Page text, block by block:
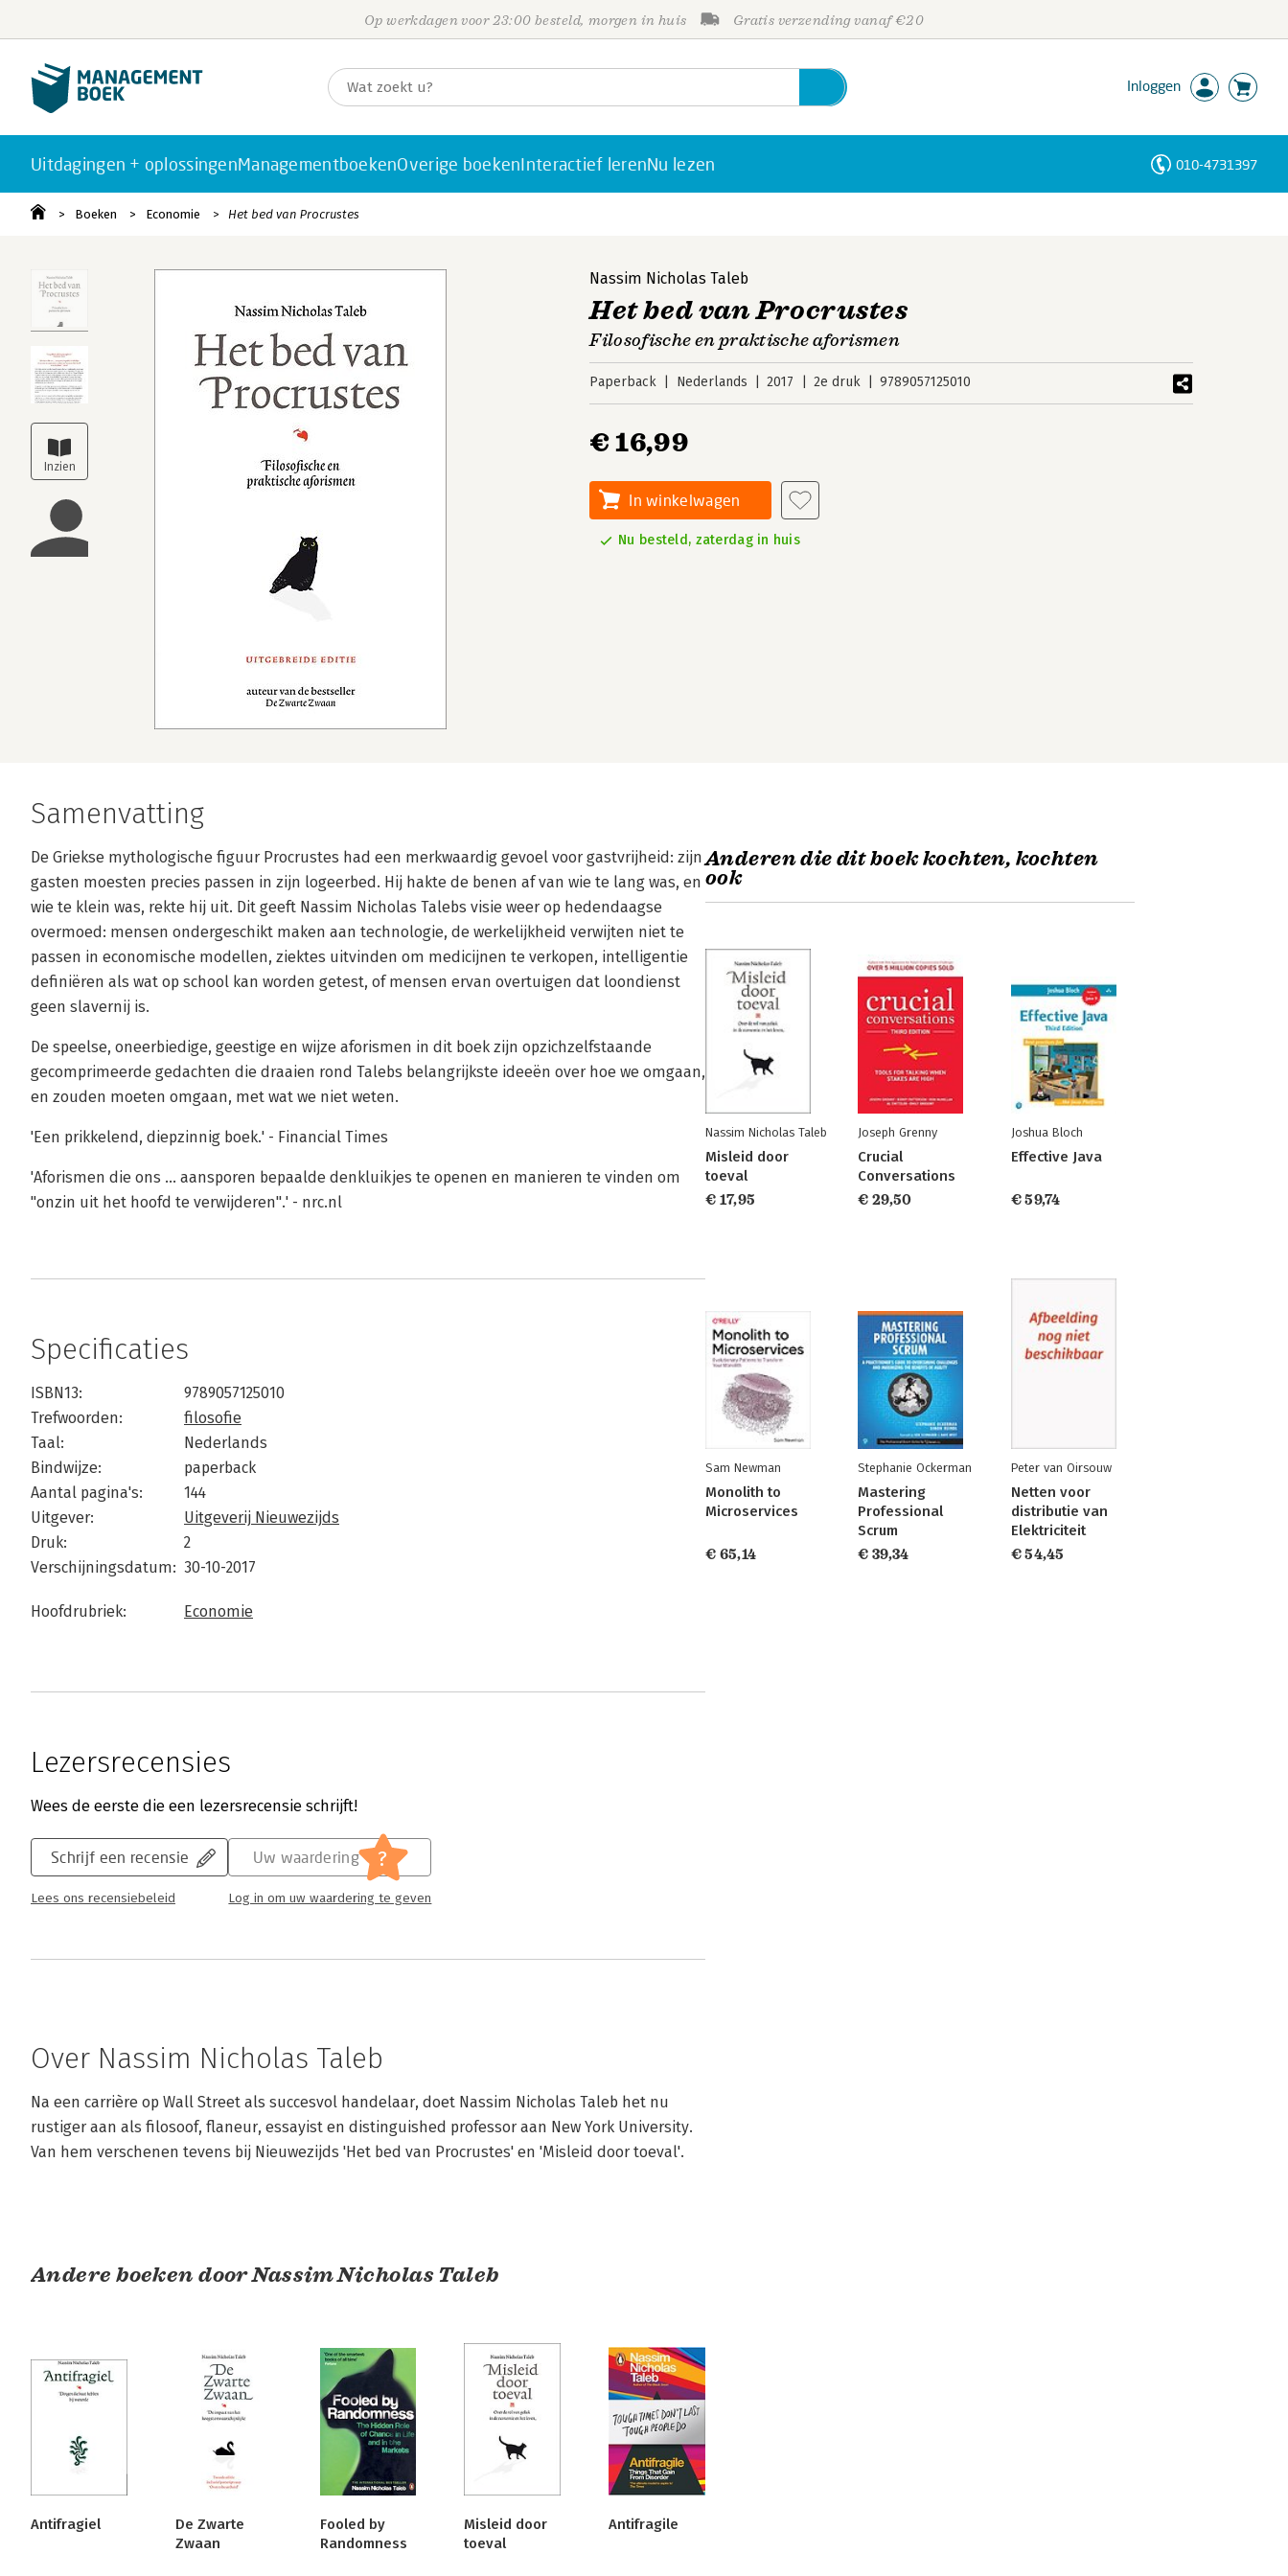
Op werkdagen voor 23:00 besteld, morgen in huis Gratis verzending vanaf €20
Inloggen
Uitdagingen + oplossingenManagementboekenOverige boekenInteractief lerenNu lezen 010-4731397
Boeken Economie Het bed van Procrustes
Nassim Nicholas Taleb
Het bed van Procrustes
Filosofische en praktische aforismen
Paperback Nederlands 2017 2e druk 9789057125010
€ 16,99
In winkelwagen
Nu besteld, zaterdag in huis
Samenvatting
De Griekse mythologische figuur Procrustes had een merkwaardig gevoel voor gastvrijheid: zijn
gasten moesten precies passen in zijn logeerbed. Hij hakte de benen af van wie te lang was, en
wie te klein was, rekte hij uit. Dit geeft Nassim Nicholas Talebs visie weer op hedendaagse
overmoed: mensen ondergeschikt maken aan technologie, de werkelijkheid verwijten niet te
passen in economische modellen, ziektes uitvinden om medicijnen te verkopen, intelligentie
definiëren als wat op school kan worden getest, of mensen ervan overtuigen dat loondienst
geen slavernij is.
De speelse, oneerbiedige, geestige en wijze aforismen in dit boek zijn opzichzelfstaande
gecomprimeerde gedachten die draaien rond Talebs belangrijkste ideeën over hoe we omgaan,
en zouden moeten omgaan, met wat we niet weten.
'Een prikkelend, diepzinnig boek.' - Financial Times
'Aforismen die ons ... aansporen bepaalde denkluikjes te openen en manieren te vinden om
"onzin uit het hoofd te verwijderen".' - nrc.nl
Specificaties
ISBN13:
9789057125010
Trefwoorden:
filosofie
Taal:
Nederlands
Bindwijze:
paperback
Aantal pagina's:
144
Uitgever:
Uitgeverij Nieuwezijds
Druk:
2
Verschijningsdatum: 30-10-2017
Hoofdrubriek: Economie
Lezersrecensies
Wees de eerste die een lezersrecensie schrijft!
Schrijf een recensie
Lees ons recensiebeleid
Uw waardering ?
Log in om uw waardering te geven
Over Nassim Nicholas Taleb
Na een carrière op Wall Street als succesvol handelaar, doet Nassim Nicholas Taleb het nu
rustiger aan als filosoof, flaneur, essayist en distinguished professor aan New York University.
Van hem verschenen tevens bij Nieuwezijds 'Het bed van Procrustes' en 'Misleid door toeval'.
Andere boeken door Nassim Nicholas Taleb
Antifragiel
De Zwarte
Zwaan
Fooled by
Randomness
Misleid door
toeval
Antifragile
Anderen die dit boek kochten, kochten
ook
Nassim Nicholas Taleb
Misleid door
toeval
€ 17,95
Joseph Grenny
Crucial
Conversations
€ 29,50
Joshua Bloch
Effective Java
€ 59,74
Sam Newman
Monolith to
Microservices
€ 65,14
Stephanie Ockerman
Mastering
Professional
Scrum
€ 39,34
Peter van Oirsouw
Netten voor
distributie van
Elektriciteit
€ 54,45
Personen